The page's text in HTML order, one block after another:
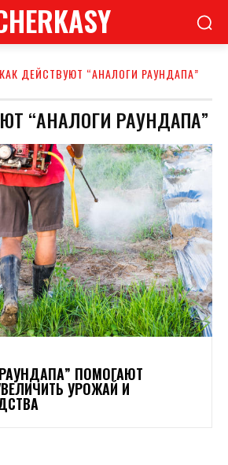
КАК ДЕЙСТВУЮТ “АНАЛОГИ РАУНДАПА”
“АНАЛОГИ РАУНДАПА”
ПОМОГАЮТ
УРОЖАЙ И